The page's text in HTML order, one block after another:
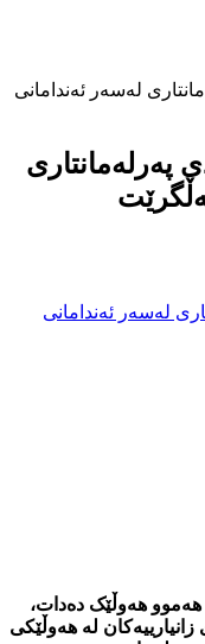
لەسەر ئەندامانی
پەرلەمانتاری
هەوڵێک دەدات،
لە هەوڵێکی